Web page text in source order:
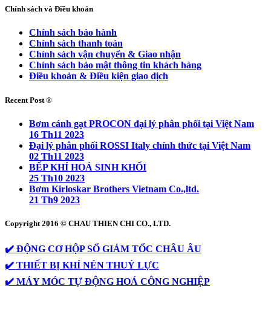
Chính sách và Điều khoản
Chính sách bảo hành
Chính sách thanh toán
Chính sách vận chuyển & Giao nhận
Chính sách bảo mật thông tin khách hàng
Điều khoản & Điều kiện giao dịch
Recent Post ®
Bơm cánh gạt PROCON đại lý phân phối tại Việt Nam
16 Th11 2023
Đại lý phân phối ROSSI Italy chính thức tại Việt Nam
02 Th11 2023
BẾP KHÍ HOÁ SINH KHỐI
25 Th10 2023
Bơm Kirloskar Brothers Vietnam Co.,ltd.
21 Th9 2023
Copyright 2016 © CHAU THIEN CHI CO., LTD.
✔️ ĐỘNG CƠ HỘP SỐ GIẢM TỐC CHÂU ÂU
✔️ THIẾT BỊ KHÍ NÉN THUỶ LỰC
✔️ MÁY MÓC TỰ ĐỘNG HOÁ CÔNG NGHIỆP